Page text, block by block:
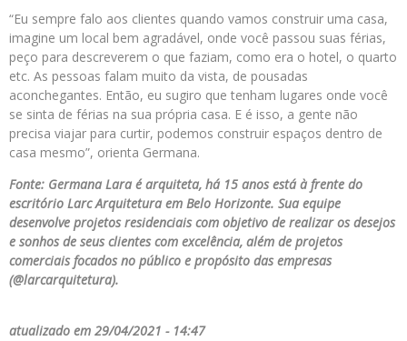
“Eu sempre falo aos clientes quando vamos construir uma casa,
imagine um local bem agradável, onde você passou suas férias,
peço para descreverem o que faziam, como era o hotel, o quarto
etc. As pessoas falam muito da vista, de pousadas
aconchegantes. Então, eu sugiro que tenham lugares onde você
se sinta de férias na sua própria casa. E é isso, a gente não
precisa viajar para curtir, podemos construir espaços dentro de
casa mesmo”, orienta Germana.
Fonte: Germana Lara é arquiteta, há 15 anos está à frente do
escritório Larc Arquitetura em Belo Horizonte. Sua equipe
desenvolve projetos residenciais com objetivo de realizar os desejos
e sonhos de seus clientes com excelência, além de projetos
comerciais focados no público e propósito das empresas
(@larcarquitetura).
atualizado em 29/04/2021 - 14:47